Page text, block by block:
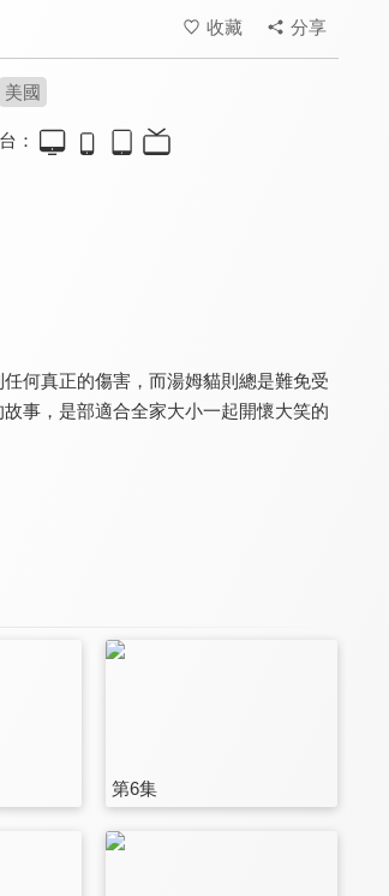
收藏 分享
美國
：
何真正的傷害，而湯姆貓則總是難免受
事，是部適合全家大小一起開懷大笑的
第6集